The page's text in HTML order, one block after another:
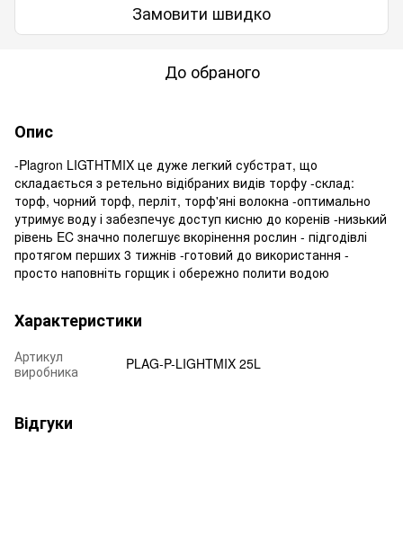
Замовити швидко
До обраного
Опис
-Plagron LIGTHTMIX це дуже легкий субстрат, що
складається з ретельно відібраних видів торфу -склад:
торф, чорний торф, перліт, торф'яні волокна -оптимально
утримує воду і забезпечує доступ кисню до коренів -низький
рівень EC значно полегшує вкорінення рослин - підгодівлі
протягом перших 3 тижнів -готовий до використання -
просто наповніть горщик і обережно полити водою
Характеристики
Артикул
виробника
PLAG-P-LIGHTMIX 25L
Відгуки